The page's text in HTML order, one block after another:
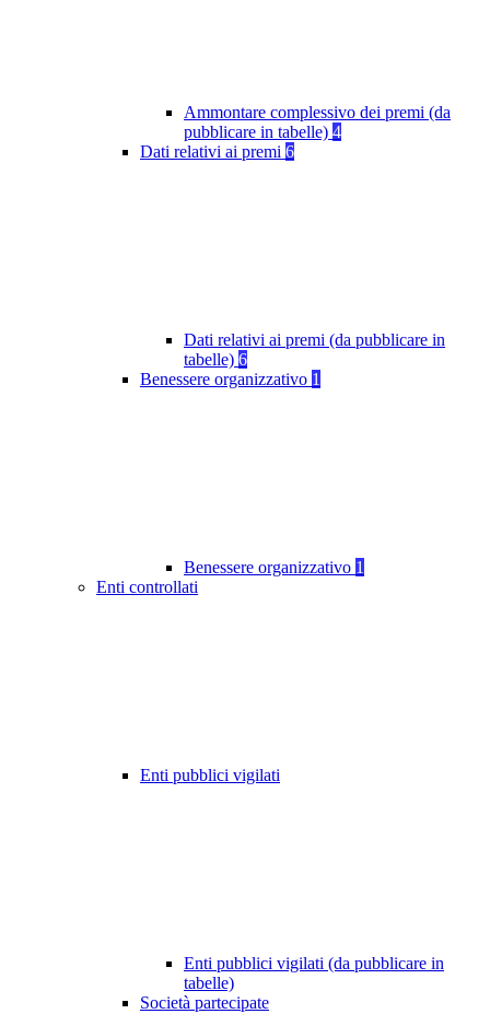
Ammontare complessivo dei premi (da
pubblicare in tabelle) 4
Dati relativi ai premi 6
Dati relativi ai premi (da pubblicare in
tabelle) 6
Benessere organizzativo 1
Benessere organizzativo 1
Enti controllati
Enti pubblici vigilati
Enti pubblici vigilati (da pubblicare in
tabelle)
Società partecipate